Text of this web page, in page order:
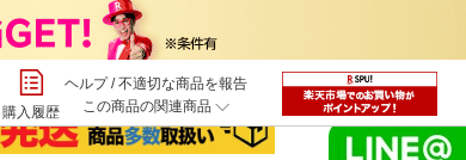
購入履歴
ヘルプ/不適切な商品を報告
この商品の関連商品